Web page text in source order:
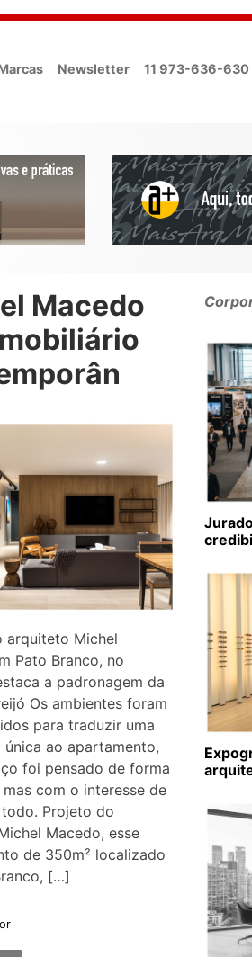
Newsletter 11 973-636-630
Macedo
arquiteto Michel
Pato Branco, no
a padronagem da
Os ambientes foram
para traduzir uma
única ao apartamento,
foi pensado de forma
com o interesse de
Projeto do
Macedo, esse
de 350m² localizado
[…]